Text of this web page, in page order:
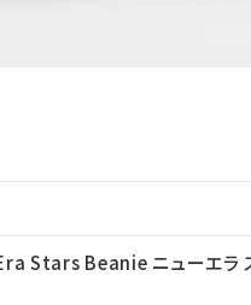
Stars Beanie ニューエラ